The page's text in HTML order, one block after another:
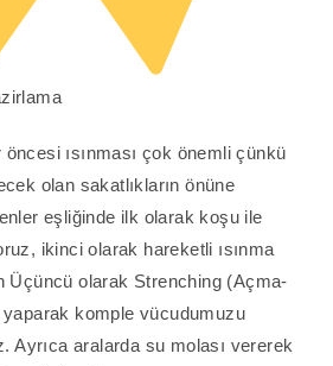
ısınması çok önemli çünkü
olan sakatlıkların önüne
eşliğinde ilk olarak koşu ile
ikinci olarak hareketli ısınma
Üçüncü olarak Strenching (Açma-
komple vücudumuzu
Ayrıca aralarda su molası vererek